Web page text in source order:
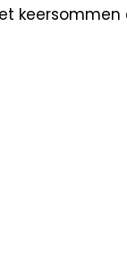
keersommen